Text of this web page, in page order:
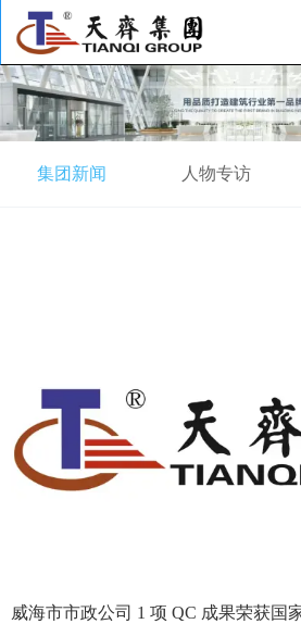
集团新闻 人物专访
威海市市政公司 1 项 QC 成果荣获国